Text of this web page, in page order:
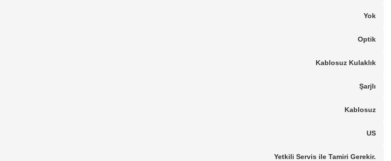
Yok
Optik
Kablosuz Kulaklık
Şarjlı
Kablosuz
US
Yetkili Servis ile Tamiri Gerekir.